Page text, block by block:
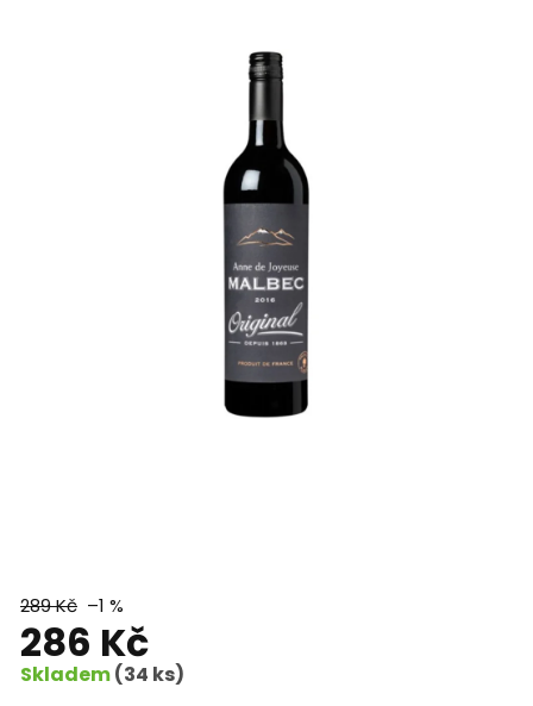
289 Kč –1 %
286 Kč
Skladem(34 ks)